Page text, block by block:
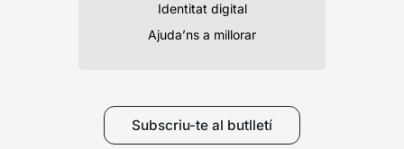
Identitat digital
Ajuda’ns a millorar
Subscriu-te al butlletí